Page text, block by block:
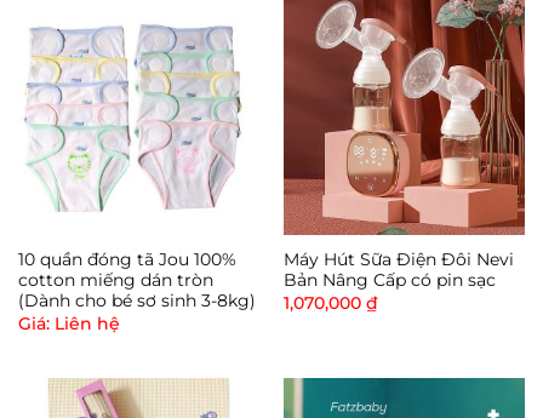
10 quần đóng tã Jou 100%
cotton miếng dán tròn
(Dành cho bé sơ sinh 3-8kg)
Giá: Liên hệ
Máy Hút Sữa Điện Đôi Nevi
Bản Nâng Cấp có pin sạc
1,070,000 ₫